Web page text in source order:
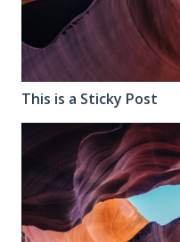
This is a Sticky Post